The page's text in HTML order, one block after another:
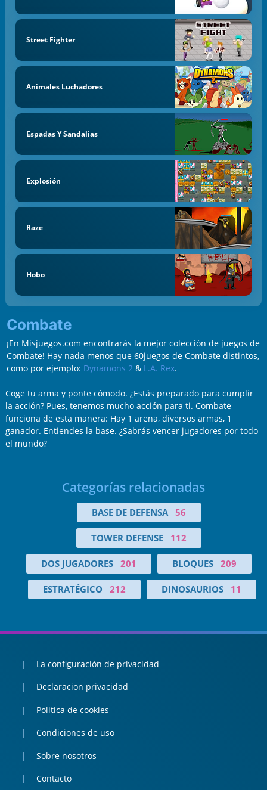
Street Fighter
Animales Luchadores
Espadas Y Sandalias
Explosión
Raze
Hobo
Combate
¡En Misjuegos.com encontrarás la mejor colección de juegos de
Combate! Hay nada menos que 60juegos de Combate distintos,
como por ejemplo: Dynamons 2 & L.A. Rex.
Coge tu arma y ponte cómodo. ¿Estás preparado para cumplir
la acción? Pues, tenemos mucho acción para ti. Combate
funciona de esta manera: Hay 1 arena, diversos armas, 1
ganador. Entiendes la base. ¿Sabrás vencer jugadores por todo
el mundo?
Categorías relacionadas
BASE DE DEFENSA 56
TOWER DEFENSE 112
DOS JUGADORES 201 BLOQUES 209
ESTRATÉGICO 212 DINOSAURIOS 11
La configuración de privacidad
Declaracion privacidad
Politica de cookies
Condiciones de uso
Sobre nosotros
Contacto